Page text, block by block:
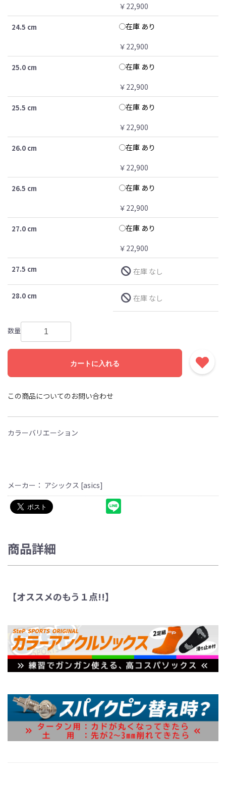
￥22,900
24.5 cm
在庫 あり
￥22,900
25.0 cm
在庫 あり
￥22,900
25.5 cm
在庫 あり
￥22,900
26.0 cm
在庫 あり
￥22,900
26.5 cm
在庫 あり
￥22,900
27.0 cm
在庫 あり
￥22,900
27.5 cm 在庫 なし
28.0 cm 在庫 なし
数量
カートに入れる
この商品についてのお問い合わせ
カラーバリエーション
メーカー： アシックス [asics]
商品詳細
【オススメのもう１点!!】